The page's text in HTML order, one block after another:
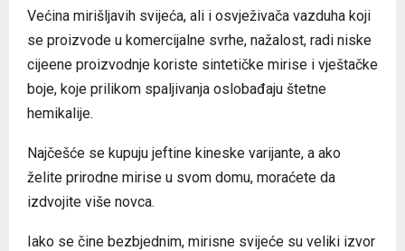
Većina mirišljavih svijeća, ali i osvježivača vazduha koji
se proizvode u komercijalne svrhe, nažalost, radi niske
cijeene proizvodnje koriste sintetičke mirise i vještačke
boje, koje prilikom spaljivanja oslobađaju štetne
hemikalije.
Najčešće se kupuju jeftine kineske varijante, a ako
želite prirodne mirise u svom domu, moraćete da
izdvojite više novca.
Iako se čine bezbjednim, mirisne svijeće su veliki izvor